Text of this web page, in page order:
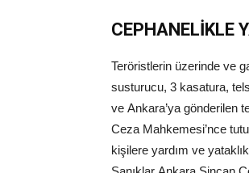
CEPHANELİKLE
Teröristlerin üzerinde ve
susturucu, 3 kasatura,
ve Ankara’ya gönderilen
Ceza Mahkemesi’nce
kişilere yardım ve